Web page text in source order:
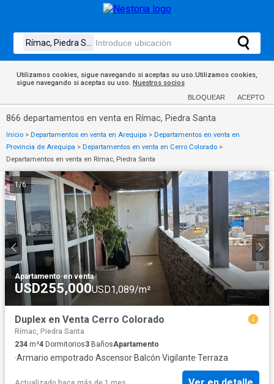
Utilizamos cookies, sigue navegando si aceptas su uso.Utilizamos cookies,
sigue navegando si aceptas su uso. Nuestros socios
BLOQUEAR ACEPTO
866 departamentos en venta en Rímac, Piedra Santa
Inicio > Departamentos en venta en Arequipa > Departamentos en venta en
Provincia de Arequipa > Departamentos en venta en Cerro Colorado >
Departamentos en venta en Rímac, Piedra Santa
1 /6
Apartamento·en venta
USD255,000USD1,089/m²
Duplex en Venta Cerro Colorado
Rímac, Piedra Santa
234 m²4 Dormitorios3 BañosApartamento
·Armario empotrado·Ascensor·Balcón·Vigilante·Terraza